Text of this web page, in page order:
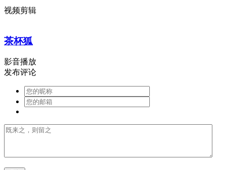
视频剪辑
茶杯狐
影音播放
发布评论